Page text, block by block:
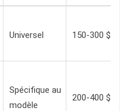
Universel 150-300 $
Spécifique au
modèle
200-400 $